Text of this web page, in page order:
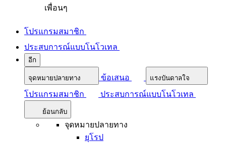
เพื่อนๆ
โปรแกรมสมาชิก
ประสบการณ์แบบโนโวเทล
อีก
จุดหมายปลายทาง ข้อเสนอ แรงบันดาลใจ
โปรแกรมสมาชิก ประสบการณ์แบบโนโวเทล
ย้อนกลับ
จุดหมายปลายทาง
ยุโรป